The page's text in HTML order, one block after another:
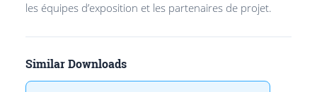
les équipes d’exposition et les partenaires de projet.
Similar Downloads